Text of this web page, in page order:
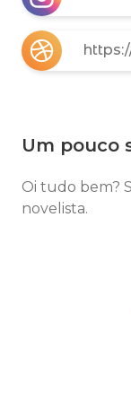
Um pouco
Oi tudo bem?
novelista.